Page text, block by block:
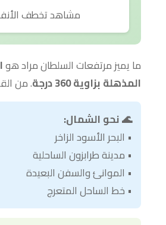
مشاهد تخطف
ما يميز مرتفعات السلطان مراد هو
المذهلة بزاوية 360 درجة
. من
🌊 نحو الشمال:
• البحر الأسود الزاخر
• مدينة طرابزون الساحلية
• الموانئ والسفن البعيدة
• خط الساحل المتعرج